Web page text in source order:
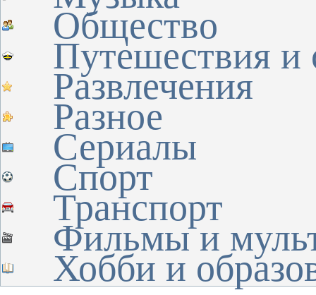
Общество
Путешествия и
Развлечения
Разное
Сериалы
Спорт
Транспорт
Фильмы и
Хобби и